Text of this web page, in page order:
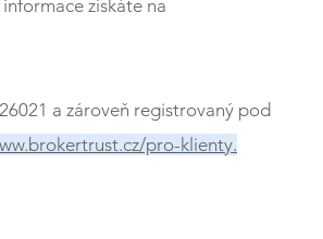
získáte na
a zároveň registrovaný pod
pro-klienty.